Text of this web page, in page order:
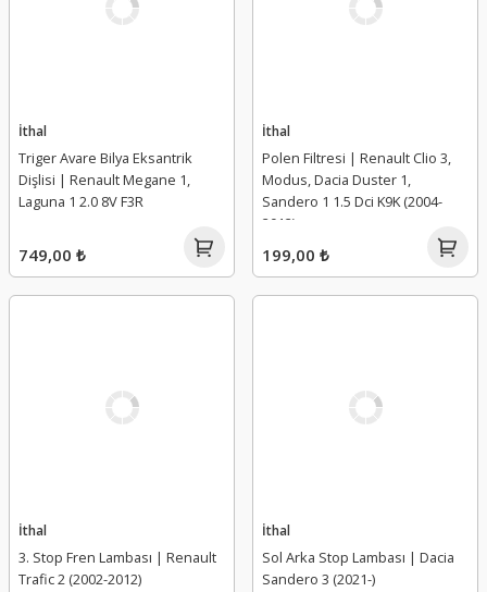
İthal
Triger Avare Bilya Eksantrik
Dişlisi | Renault Megane 1,
Laguna 1 2.0 8V F3R
749,00 ₺
İthal
Polen Filtresi | Renault Clio 3,
Modus, Dacia Duster 1,
Sandero 1 1.5 Dci K9K (2004-
2012)
199,00 ₺
İthal
3. Stop Fren Lambası | Renault
Trafic 2 (2002-2012)
İthal
Sol Arka Stop Lambası | Dacia
Sandero 3 (2021-)